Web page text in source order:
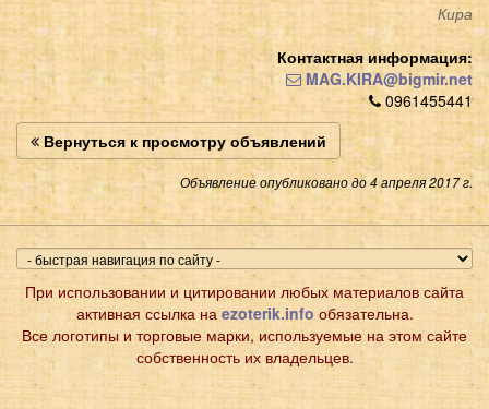
Кира
Контактная информация:
MAG.KIRA@bigmir.net
0961455441
Вернуться к просмотру объявлений
Объявление опубликовано до 4 апреля 2017 г.
При использовании и цитировании любых материалов сайта
активная ссылка на ezoterik.info обязательна.
Все логотипы и торговые марки, используемые на этом сайте
собственность их владельцев.